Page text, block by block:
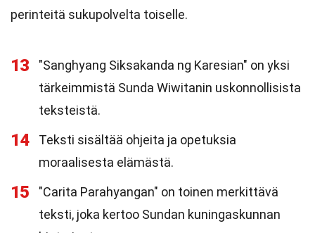
perinteitä sukupolvelta toiselle.
13
"Sanghyang Siksakanda ng Karesian" on yksi
tärkeimmistä Sunda Wiwitanin uskonnollisista
teksteistä.
14
Teksti sisältää ohjeita ja opetuksia
moraalisesta elämästä.
15
"Carita Parahyangan" on toinen merkittävä
teksti, joka kertoo Sundan kuningaskunnan